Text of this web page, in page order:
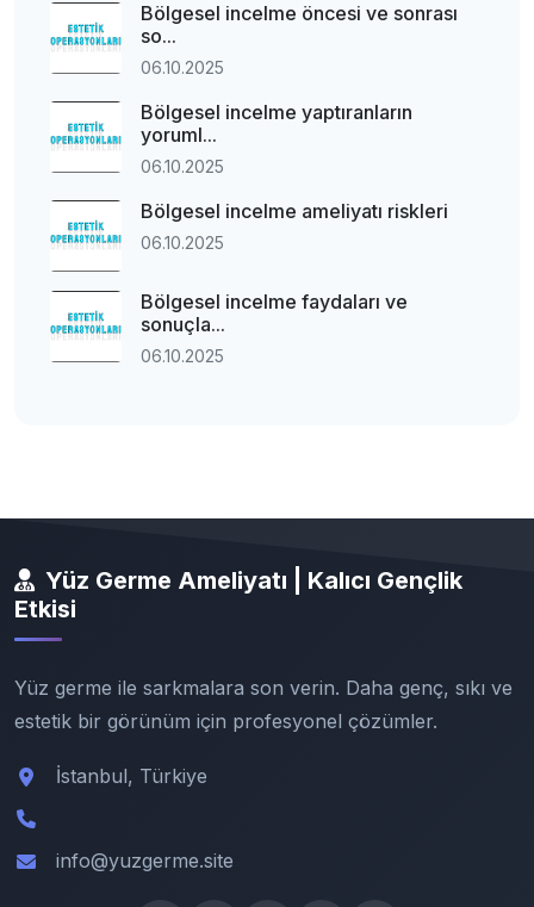
Bölgesel incelme öncesi ve sonrası
so...
06.10.2025
Bölgesel incelme yaptıranların
yoruml...
06.10.2025
Bölgesel incelme ameliyatı riskleri
06.10.2025
Bölgesel incelme faydaları ve
sonuçla...
06.10.2025
Yüz Germe Ameliyatı | Kalıcı Gençlik
Etkisi
Yüz germe ile sarkmalara son verin. Daha genç, sıkı ve
estetik bir görünüm için profesyonel çözümler.
İstanbul, Türkiye
info@yuzgerme.site